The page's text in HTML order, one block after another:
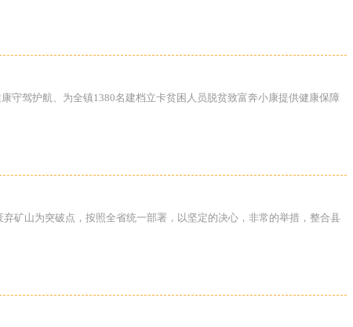
守驾护航、为全镇1380名建档立卡贫困人员脱贫致富奔小康提供健康保障
矿山为突破点，按照全省统一部署，以坚定的决心，非常的举措，整合县